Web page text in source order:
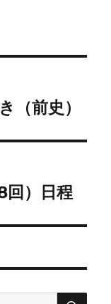
（前史）
回）日程
検